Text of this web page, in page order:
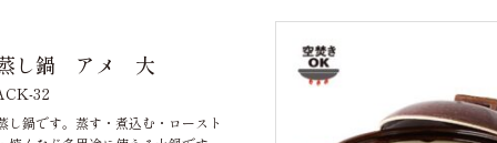
し鍋 アメ 大
32
し鍋です。蒸す・煮込む・ロースト